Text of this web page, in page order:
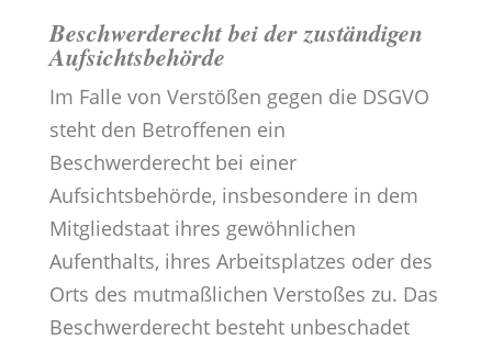
Beschwerde­recht bei der zuständigen
Aufsichts­behörde
Im Falle von Verstößen gegen die DSGVO
steht den Betroffenen ein
Beschwerderecht bei einer
Aufsichtsbehörde, insbesondere in dem
Mitgliedstaat ihres gewöhnlichen
Aufenthalts, ihres Arbeitsplatzes oder des
Orts des mutmaßlichen Verstoßes zu. Das
Beschwerderecht besteht unbeschadet